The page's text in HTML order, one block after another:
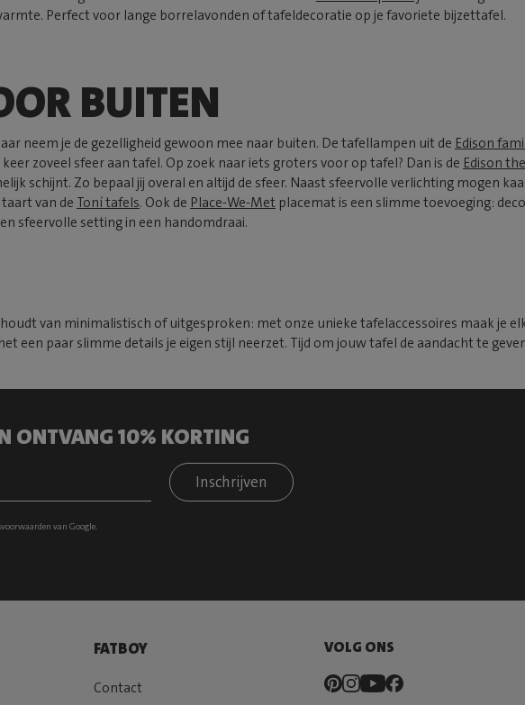
Perfect voor lange borrelavonden of tafeldecoratie op je favoriete bijzettafel.
BUITEN
neem je de gezelligheid gewoon mee naar buiten. De tafellampen uit de Edison
zoveel sfeer aan tafel. Op zoek naar iets groters voor op tafel? Dan is de Edison
schijnt. Zo bepaal jij overal en altijd de sfeer. Naast sfeervolle verlichting mogen
van de Toní tafels. Ook de Place-We-Met placemat is een slimme toevoeging:
sfeervolle setting in een handomdraai.
van minimalistisch of uitgesproken: met onze unieke tafelaccessoires maak je
een paar slimme details je eigen stijl neerzet. Tijd om jouw tafel de aandacht te
ONTVANG 10% KORTING
Inschrijven
van Google.
FATBOY
Contact
VOLG ONS